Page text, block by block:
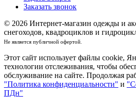
Заказать звонок
© 2026 Интернет-магазин одежды и
снегоходов, квадроциклов и
Не является публичной офертой.
Этот сайт использует файлы cookie,
технологии отслеживания, чтобы
обслуживание на сайте. Продолжая
"Политика конфиденциальности" и
ПДн"